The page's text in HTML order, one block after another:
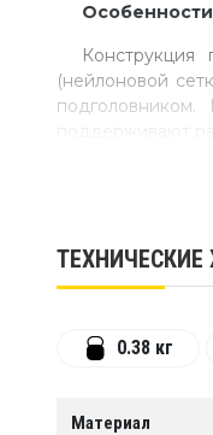
Конструкция
(нейлоновой
Складной
Материал не
Купить
Указанная на
как частное
TimeTrial или
ТЕХНИЧЕСКИЕ
0.38 кг
Материал